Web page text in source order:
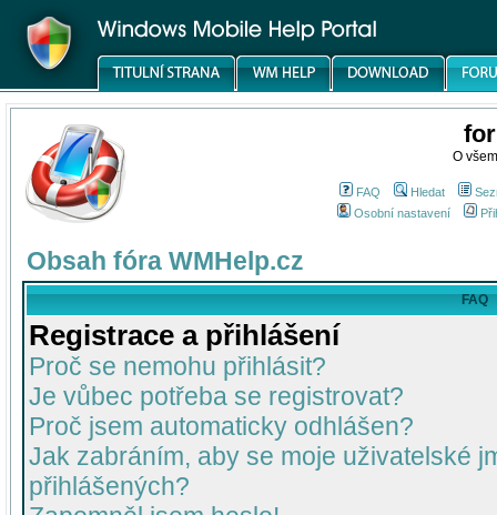
O
FAQ Hledat
Osobní nastavení
Obsah fóra WMHelp.cz
FAQ
Registrace a přihlášení
Proč se nemohu přihlásit?
Je vůbec potřeba se registrovat?
Proč jsem automaticky odhlášen?
Jak zabráním, aby se moje uživatelské
přihlášených?